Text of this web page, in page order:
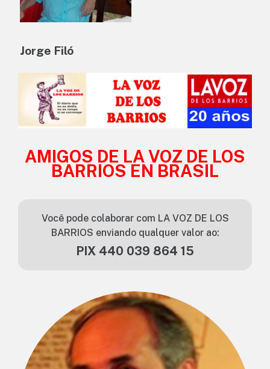
Jorge Filó
AMIGOS DE LA VOZ DE LOS
BARRIOS EN BRASIL
Você pode colaborar com LA VOZ DE LOS
BARRIOS enviando qualquer valor ao:
PIX 440 039 864 15